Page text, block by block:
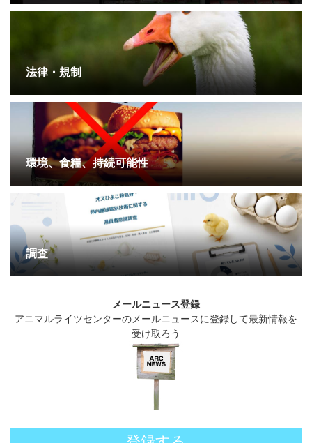
法律・規制
環境、食糧、持続可能性
調査
メールニュース登録
アニマルライツセンターのメールニュースに登録して最新情報を
受け取ろう